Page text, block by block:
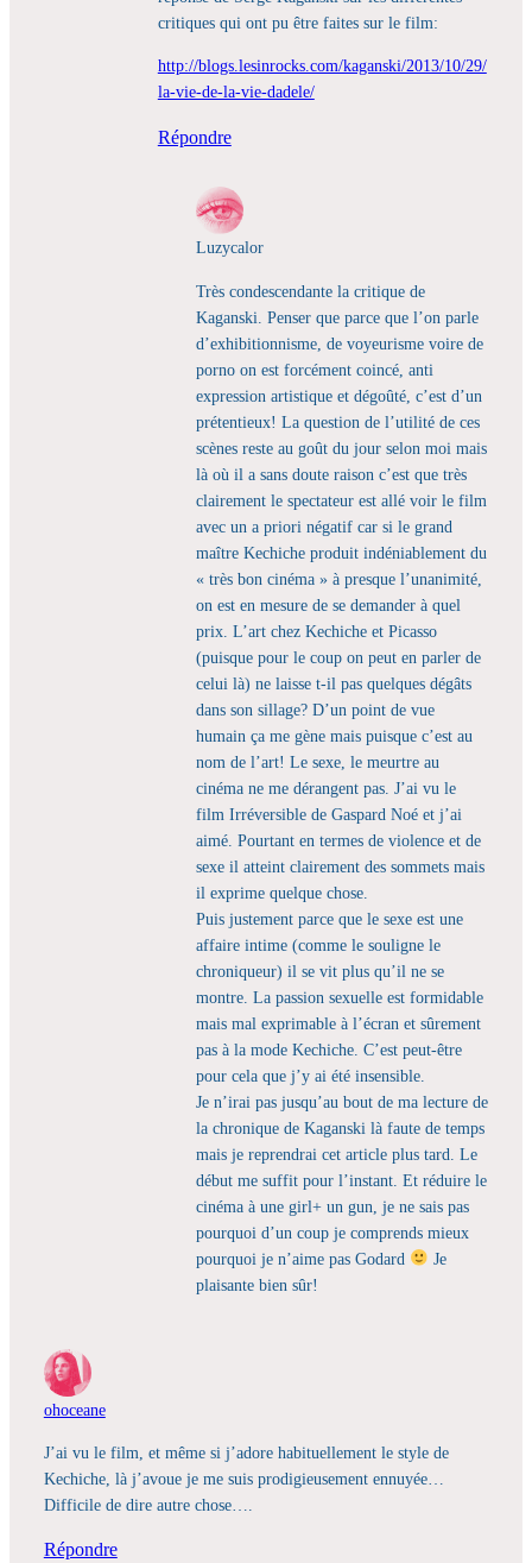
critiques qui ont pu être faites sur le film:
http://blogs.lesinrocks.com/kaganski/2013/10/29/
la-vie-de-la-vie-dadele/
Répondre
Luzycalor
Très condescendante la critique de
Kaganski. Penser que parce que l’on parle
d’exhibitionnisme, de voyeurisme voire de
porno on est forcément coincé, anti
expression artistique et dégoûté, c’est d’un
prétentieux! La question de l’utilité de ces
scènes reste au goût du jour selon moi mais
là où il a sans doute raison c’est que très
clairement le spectateur est allé voir le film
avec un a priori négatif car si le grand
maître Kechiche produit indéniablement du
« très bon cinéma » à presque l’unanimité,
on est en mesure de se demander à quel
prix. L’art chez Kechiche et Picasso
(puisque pour le coup on peut en parler de
celui là) ne laisse t-il pas quelques dégâts
dans son sillage? D’un point de vue
humain ça me gène mais puisque c’est au
nom de l’art! Le sexe, le meurtre au
cinéma ne me dérangent pas. J’ai vu le
film Irréversible de Gaspard Noé et j’ai
aimé. Pourtant en termes de violence et de
sexe il atteint clairement des sommets mais
il exprime quelque chose.
Puis justement parce que le sexe est une
affaire intime (comme le souligne le
chroniqueur) il se vit plus qu’il ne se
montre. La passion sexuelle est formidable
mais mal exprimable à l’écran et sûrement
pas à la mode Kechiche. C’est peut-être
pour cela que j’y ai été insensible.
Je n’irai pas jusqu’au bout de ma lecture de
la chronique de Kaganski là faute de temps
mais je reprendrai cet article plus tard. Le
début me suffit pour l’instant. Et réduire le
cinéma à une girl+ un gun, je ne sais pas
pourquoi d’un coup je comprends mieux
pourquoi je n’aime pas Godard
Je
plaisante bien sûr!
ohoceane
J’ai vu le film, et même si j’adore habituellement le style de
Kechiche, là j’avoue je me suis prodigieusement ennuyée…
Difficile de dire autre chose….
Répondre